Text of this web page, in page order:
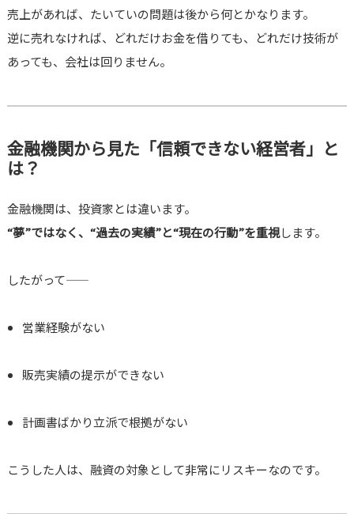
売上があれば、たいていの問題は後から何とかなります。
逆に売れなければ、どれだけお金を借りても、どれだけ技術が
あっても、会社は回りません。
金融機関から見た「信頼できない経営者」と
は？
金融機関は、投資家とは違います。
“夢”ではなく、“過去の実績”と“現在の行動”を重視します。
したがって――
営業経験がない
販売実績の提示ができない
計画書ばかり立派で根拠がない
こうした人は、融資の対象として非常にリスキーなのです。